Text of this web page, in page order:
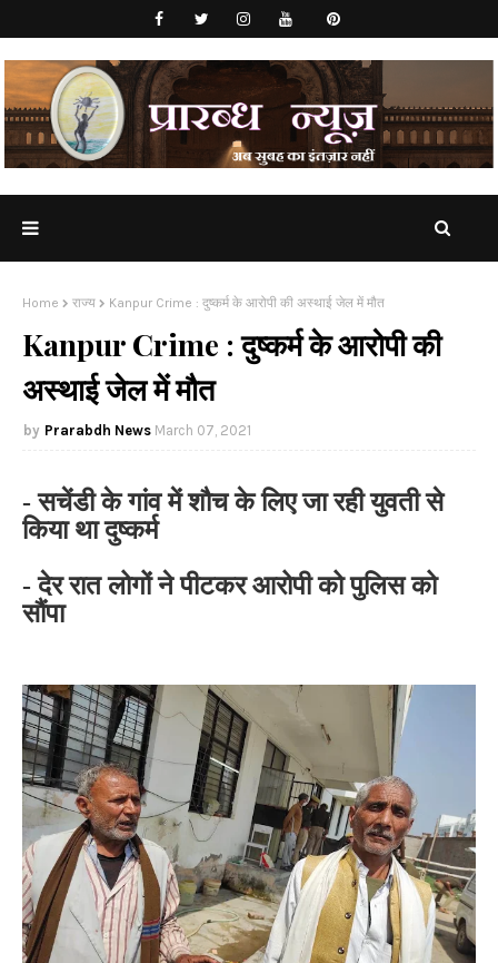
Home राज्य Kanpur Crime : दुष्कर्म के आरोपी की अस्थाई जेल में मौत
Kanpur Crime : दुष्कर्म के आरोपी की
अस्थाई जेल में मौत
Prarabdh News March 07, 2021
- सचेंडी के गांव में शौच के लिए जा रही युवती से
किया था दुष्कर्म
- देर रात लोगों ने पीटकर आरोपी को पुलिस को
सौंपा